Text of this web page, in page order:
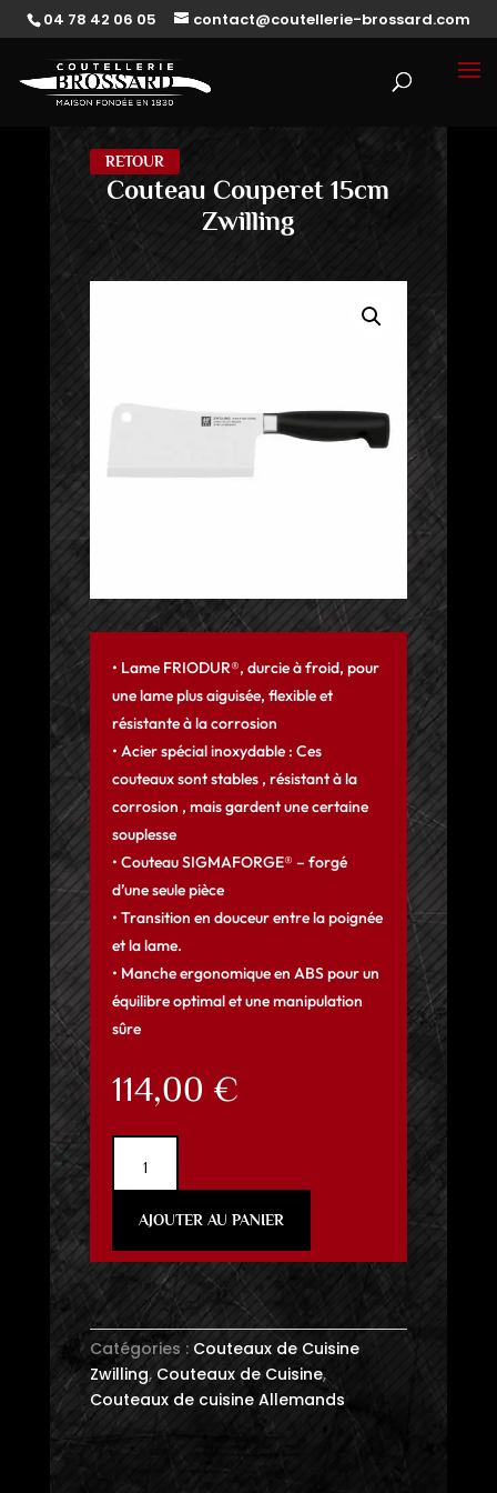
04 78 42 06 05 contact@coutellerie-brossard.com
RETOUR
Couteau Couperet 15cm
Zwilling
• Lame FRIODUR®, durcie à froid, pour
une lame plus aiguisée, flexible et
résistante à la corrosion
• Acier spécial inoxydable : Ces
couteaux sont stables , résistant à la
corrosion , mais gardent une certaine
souplesse
• Couteau SIGMAFORGE® – forgé
d’une seule pièce
• Transition en douceur entre la poignée
et la lame.
• Manche ergonomique en ABS pour un
équilibre optimal et une manipulation
sûre
114,00 €
Couperet
15cm
AJOUTER AU PANIER
Catégories : Couteaux de Cuisine
Zwilling, Couteaux de Cuisine,
Couteaux de cuisine Allemands